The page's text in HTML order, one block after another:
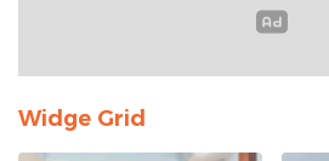
Widge Grid